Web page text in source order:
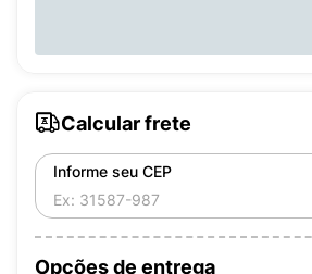
Calcular frete
Informe seu CEP
Opções de entrega